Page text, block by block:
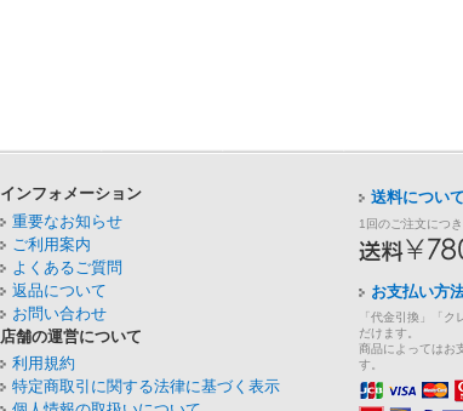
インフォメーション
重要なお知らせ
ご利用案内
よくあるご質問
返品について
お問い合わせ
店舗の運営について
利用規約
特定商取引に関する法律に基づく表示
送料について
1回のご注文につ
お支払い方
「代金引換」「
だけます。
商品によってはお
す。